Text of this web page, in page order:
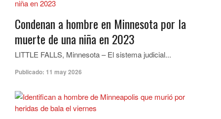
Condenan a hombre en Minnesota por la
muerte de una niña en 2023
LITTLE FALLS, Minnesota – El sistema judicial...
Publicado: 11 may 2026